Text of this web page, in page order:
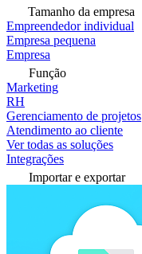
Tamanho da empresa
Empreendedor individual
Empresa pequena
Empresa
Função
Marketing
RH
Gerenciamento de projetos
Atendimento ao cliente
Ver todas as soluções
Integrações
Importar e exportar